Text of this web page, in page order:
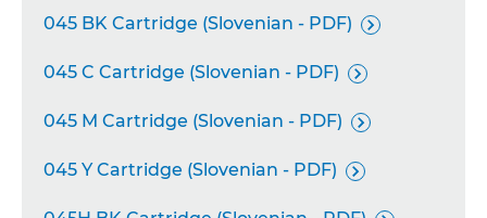
045 BK Cartridge (Slovenian - PDF) 
045 C Cartridge (Slovenian - PDF) 
045 M Cartridge (Slovenian - PDF) 
045 Y Cartridge (Slovenian - PDF) 